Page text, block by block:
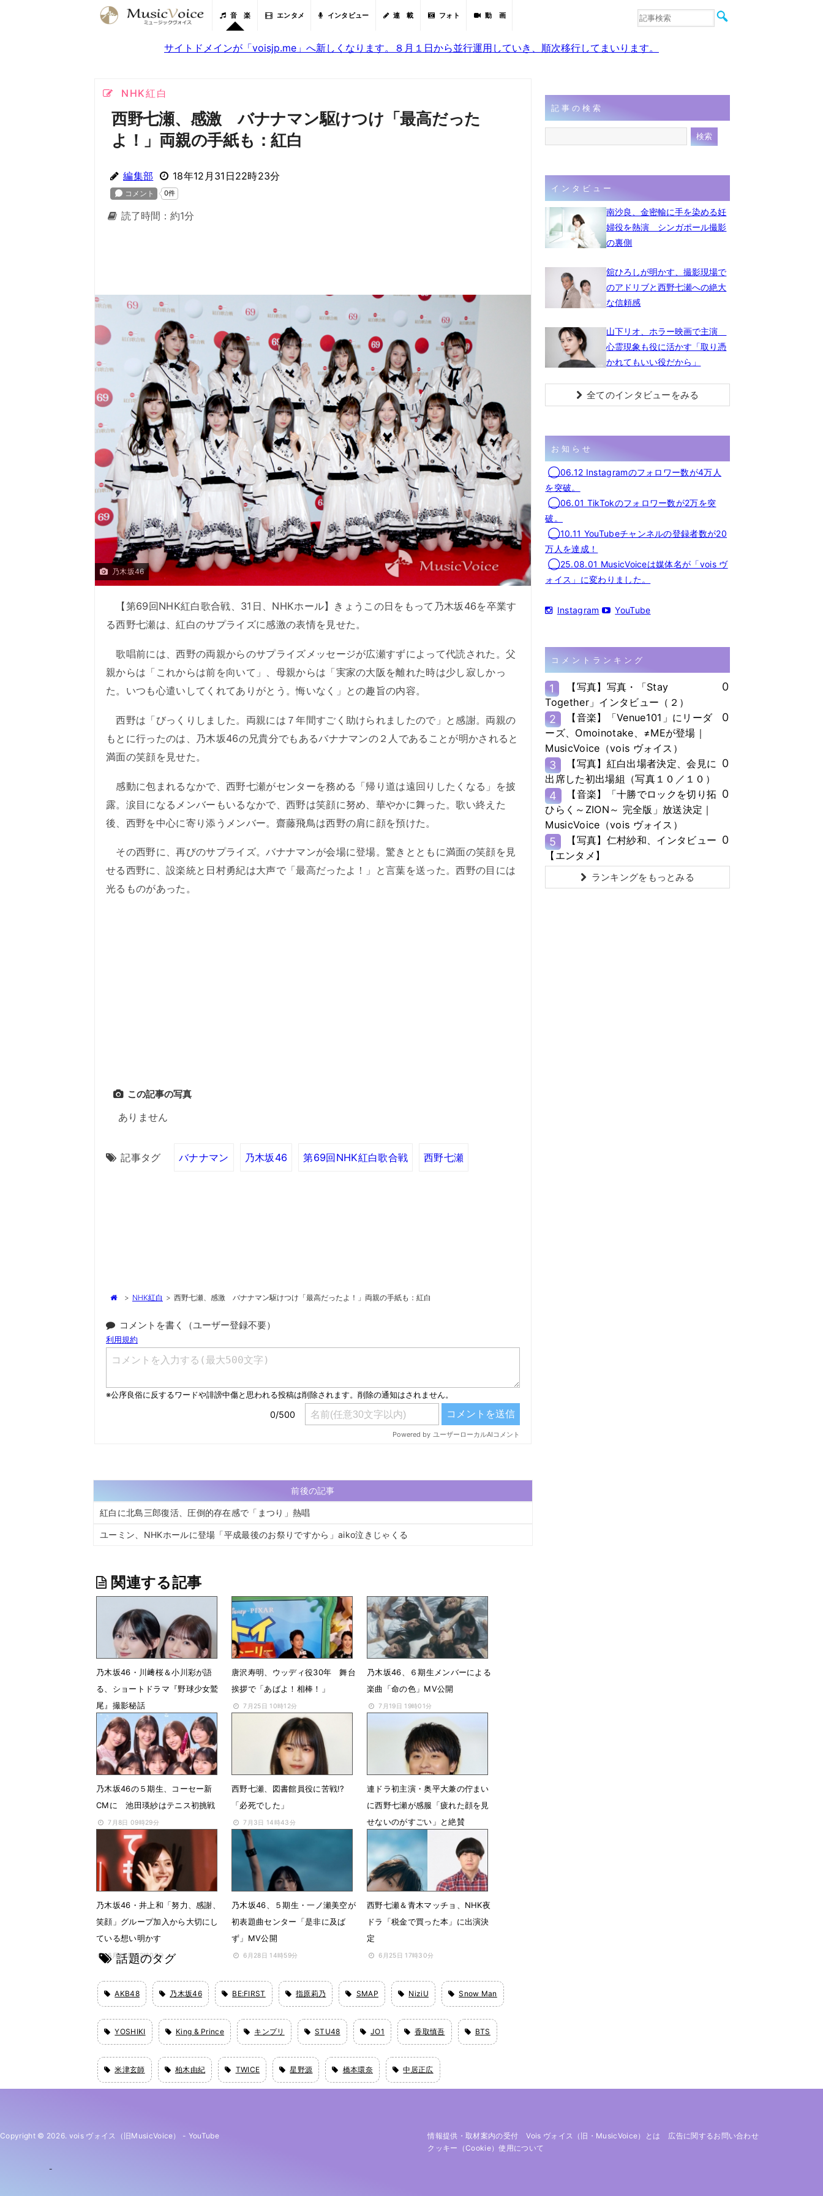
音 楽 エンタメ インタビュー 連 載 フォト 動 画
音楽
サイトドメインが「voisjp.me」へ新しくなります。８月１日から並行運用していき、順次移行してまいります。
NHK紅白
西野七瀬、感激 バナナマン駆けつけ「最高だった
よ！」両親の手紙も：紅白
編集部 18年12月31日22時23分
読了時間：約1分
乃木坂46
【第69回NHK紅白歌合戦、31日、NHKホール】きょうこの日をもって乃木坂46を卒業す
る西野七瀬は、紅白のサプライズに感激の表情を見せた。
歌唱前には、西野の両親からのサプライズメッセージが広瀬すずによって代読された。父
親からは「これからは前を向いて」、母親からは「実家の大阪を離れた時は少し寂しかっ
た。いつも心遣いしてくれてありがとう。悔いなく」との趣旨の内容。
西野は「びっくりしました。両親には７年間すごく助けられましたので」と感謝。両親の
もとに行ったのは、乃木坂46の兄貴分でもあるバナナマンの２人であることが明かされると
満面の笑顔を見せた。
感動に包まれるなかで、西野七瀬がセンターを務める「帰り道は遠回りしたくなる」を披
露。涙目になるメンバーもいるなかで、西野は笑顔に努め、華やかに舞った。歌い終えた
後、西野を中心に寄り添うメンバー。齋藤飛鳥は西野の肩に顔を預けた。
その西野に、再びのサプライズ。バナナマンが会場に登場。驚きとともに満面の笑顔を見
せる西野に、設楽統と日村勇紀は大声で「最高だったよ！」と言葉を送った。西野の目には
光るものがあった。
この記事の写真
ありません
記事タグ バナナマン 乃木坂46 第69回NHK紅白歌合戦 西野七瀬
> NHK紅白 > 西野七瀬、感激 バナナマン駆けつけ「最高だったよ！」両親の手紙も：紅白
コメントを書く（ユーザー登録不要）
前後の記事
紅白に北島三郎復活、圧倒的存在感で「まつり」熱唱
ユーミン、NHKホールに登場「平成最後のお祭りですから」aiko泣きじゃくる
関連する記事
乃木坂46・川﨑桜＆小川彩が語
る、ショートドラマ『野球少女鷲
尾』撮影秘話
7月28日 07時00分
唐沢寿明、ウッディ役30年 舞台
挨拶で「あばよ！相棒！」
7月25日 10時12分
乃木坂46、６期生メンバーによる
楽曲「命の色」MV公開
7月19日 19時01分
乃木坂46の５期生、コーセー新
CMに 池田瑛紗はテニス初挑戦
7月8日 09時29分
西野七瀬、図書館員役に苦戦!?
「必死でした」
7月3日 14時43分
連ドラ初主演・奥平大兼の佇まい
に西野七瀬が感服「疲れた顔を見
せないのがすごい」と絶賛
7月3日 14時18分
乃木坂46・井上和「努力、感謝、
笑顔」グループ加入から大切にし
ている想い明かす
6月30日 22時09分
乃木坂46、５期生・一ノ瀬美空が
初表題曲センター「是非に及ば
ず」MV公開
6月28日 14時59分
西野七瀬＆青木マッチョ、NHK夜
ドラ「税金で買った本」に出演決
定
6月25日 17時30分
話題のタグ
AKB48 乃木坂46 BE:FIRST 指原莉乃 SMAP NiziU Snow Man
YOSHIKI King & Prince キンプリ STU48 JO1 香取慎吾 BTS
米津玄師 柏木由紀 TWICE 星野源 橋本環奈 中居正広
記事の検索
インタビュー
南沙良、金密輸に手を染める妊
婦役を熱演 シンガポール撮影
の裏側
舘ひろしが明かす、撮影現場で
のアドリブと西野七瀬への絶大
な信頼感
山下リオ、ホラー映画で主演
心霊現象も役に活かす「取り憑
かれてもいい役だから」
全てのインタビューをみる
お知らせ
◯06.12 Instagramのフォロワー数が4万人
を突破。
◯06.01 TikTokのフォロワー数が2万を突
破。
◯10.11 YouTubeチャンネルの登録者数が20
万人を達成！
◯25.08.01 MusicVoiceは媒体名が「vois ヴ
ォイス」に変わりました。
Instagram YouTube
コメントランキング
1
【写真】写真・「Stay
Together」インタビュー（２）
0
2
【音楽】「Venue101」にリーダ
ーズ、Omoinotake、≠MEが登場｜
MusicVoice（vois ヴォイス）
0
3
【写真】紅白出場者決定、会見に
出席した初出場組（写真１０／１０）
0
4
【音楽】「十勝でロックを切り拓
ひらく～ZION～ 完全版」放送決定｜
MusicVoice（vois ヴォイス）
0
5
【写真】仁村紗和、インタビュー
【エンタメ】
0
ランキングをもっとみる
Copyright © 2026. vois ヴォイス（旧MusicVoice） - YouTube 情報提供・取材案内の受付 Vois ヴォイス（旧・MusicVoice）とは
広告に関するお問い合わせ
クッキー（cookie）使用について
-